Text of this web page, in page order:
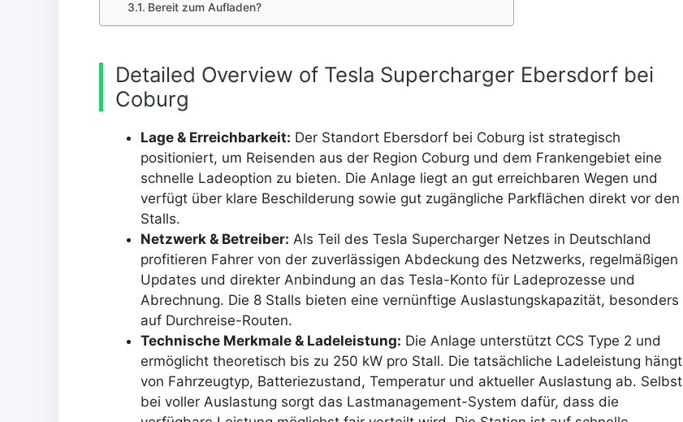
Bereit zum Aufladen?
Detailed Overview of Tesla Supercharger Ebersdorf bei
Coburg
Lage & Erreichbarkeit: Der Standort Ebersdorf bei Coburg ist strategisch
positioniert, um Reisenden aus der Region Coburg und dem Frankengebiet eine
schnelle Ladeoption zu bieten. Die Anlage liegt an gut erreichbaren Wegen und
verfügt über klare Beschilderung sowie gut zugängliche Parkflächen direkt vor den
Stalls.
Netzwerk & Betreiber: Als Teil des Tesla Supercharger Netzes in Deutschland
profitieren Fahrer von der zuverlässigen Abdeckung des Netzwerks, regelmäßigen
Updates und direkter Anbindung an das Tesla-Konto für Ladeprozesse und
Abrechnung. Die 8 Stalls bieten eine vernünftige Auslastungskapazität, besonders
auf Durchreise-Routen.
Technische Merkmale & Ladeleistung: Die Anlage unterstützt CCS Type 2 und
ermöglicht theoretisch bis zu 250 kW pro Stall. Die tatsächliche Ladeleistung hängt
von Fahrzeugtyp, Batteriezustand, Temperatur und aktueller Auslastung ab. Selbst
bei voller Auslastung sorgt das Lastmanagement-System dafür, dass die